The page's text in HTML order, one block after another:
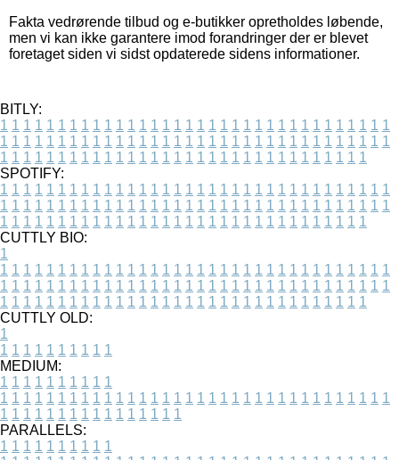
Fakta vedrørende tilbud og e-butikker opretholdes løbende,
men vi kan ikke garantere imod forandringer der er blevet
foretaget siden vi sidst opdaterede sidens informationer.
BITLY:
1 1 1 1 1 1 1 1 1 1 1 1 1 1 1 1 1 1 1 1 1 1 1 1 1 1 1 1 1 1 1 1 1 1
1 1 1 1 1 1 1 1 1 1 1 1 1 1 1 1 1 1 1 1 1 1 1 1 1 1 1 1 1 1 1 1 1 1
1 1 1 1 1 1 1 1 1 1 1 1 1 1 1 1 1 1 1 1 1 1 1 1 1 1 1 1 1 1 1 1
SPOTIFY:
1 1 1 1 1 1 1 1 1 1 1 1 1 1 1 1 1 1 1 1 1 1 1 1 1 1 1 1 1 1 1 1 1 1
1 1 1 1 1 1 1 1 1 1 1 1 1 1 1 1 1 1 1 1 1 1 1 1 1 1 1 1 1 1 1 1 1 1
1 1 1 1 1 1 1 1 1 1 1 1 1 1 1 1 1 1 1 1 1 1 1 1 1 1 1 1 1 1 1 1
CUTTLY BIO:
1
1 1 1 1 1 1 1 1 1 1 1 1 1 1 1 1 1 1 1 1 1 1 1 1 1 1 1 1 1 1 1 1 1 1
1 1 1 1 1 1 1 1 1 1 1 1 1 1 1 1 1 1 1 1 1 1 1 1 1 1 1 1 1 1 1 1 1 1
1 1 1 1 1 1 1 1 1 1 1 1 1 1 1 1 1 1 1 1 1 1 1 1 1 1 1 1 1 1 1 1
CUTTLY OLD:
1
1 1 1 1 1 1 1 1 1 1
MEDIUM:
1 1 1 1 1 1 1 1 1 1
1 1 1 1 1 1 1 1 1 1 1 1 1 1 1 1 1 1 1 1 1 1 1 1 1 1 1 1 1 1 1 1 1 1
1 1 1 1 1 1 1 1 1 1 1 1 1 1 1 1
PARALLELS:
1 1 1 1 1 1 1 1 1 1